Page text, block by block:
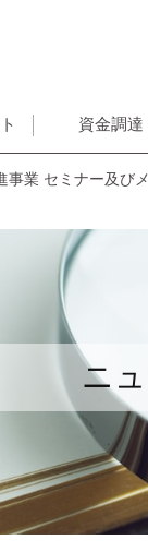
資金調達
事業 セミナー及び
ニ